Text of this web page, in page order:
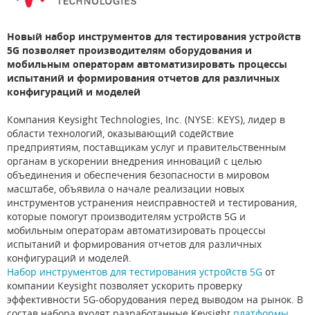
Новый набор инструментов для тестирования устройств
5G позволяет производителям оборудования и
мобильным операторам автоматизировать процессы
испытаний и формирования отчетов для различных
конфигураций и моделей
Компания Keysight Technologies, Inc. (NYSE: KEYS), лидер в
области технологий, оказывающий содействие
предприятиям, поставщикам услуг и правительственным
органам в ускорении внедрения инноваций с целью
объединения и обеспечения безопасности в мировом
масштабе, объявила о начале реализации новых
инструментов устранения неисправностей и тестирования,
которые помогут производителям устройств 5G и
мобильным операторам автоматизировать процессы
испытаний и формирования отчетов для различных
конфигураций и моделей.
Набор инструментов для тестирования устройств 5G от
компании Keysight позволяет ускорить проверку
эффективности 5G-оборудования перед выводом на рынок. В